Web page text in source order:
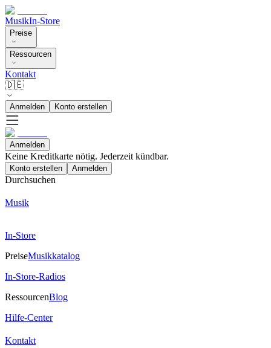
MusikIn-Store
Preise
Ressourcen
Kontakt
🇩🇪
Anmelden Konto erstellen
Anmelden
Keine Kreditkarte nötig. Jederzeit kündbar.
Konto erstellen Anmelden
Durchsuchen
Musik
In-Store
PreiseMusikkatalog
In-Store-Radios
RessourcenBlog
Hilfe-Center
Kontakt